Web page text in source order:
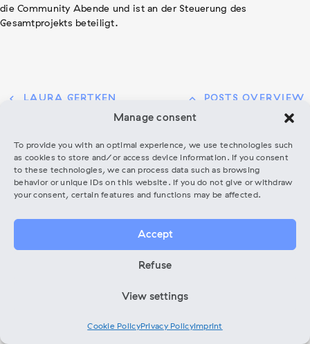
Manage consent
To provide you with an optimal experience, we use technologies such
as cookies to store and/or access device information. If you consent
to these technologies, we can process data such as browsing
behavior or unique IDs on this website. If you do not give or withdraw
your consent, certain features and functions may be affected.
Accept
Refuse
View settings
Cookie PolicyPrivacy PolicyImprint
die Community Abende und ist an der Steuerung des
Gesamtprojekts beteiligt.
chevron_left
LAURA GERTKEN
keyboard_arrow_up POSTS OVERVIEW
POST